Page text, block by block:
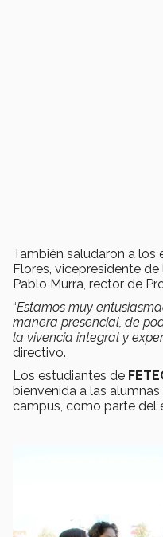
También saludaron a los
Flores, vicepresidente de
Pablo Murra, rector de
“Estamos muy
manera presencial, de
la vivencia integral y
directivo.
Los estudiantes de
bienvenida a las
campus, como parte del